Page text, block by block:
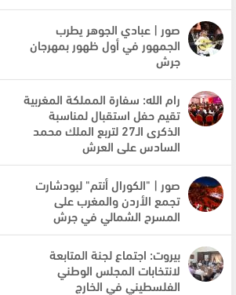
صور | عبادي الجوهر يطرب
الجمهور في أول ظهور بمهرجان
جرش
رام الله: سفارة المملكة المغربية
تقيم حفل استقبال لمناسبة
الذكرى الـ27 لتربع الملك محمد
السادس على العرش
صور | "الكورال أنتم" لبودشارت
تجمع الأردن والمغرب على
المسرح الشمالي في جرش
بيروت: اجتماع لجنة المتابعة
لانتخابات المجلس الوطني
الفلسطيني في الخارج